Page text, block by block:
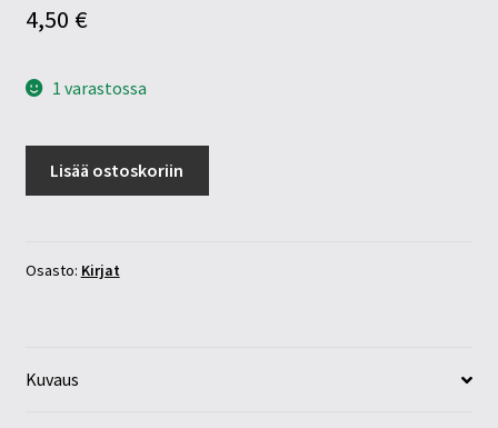
4,50 €
1 varastossa
Lisää ostoskoriin
Osasto: Kirjat
Kuvaus